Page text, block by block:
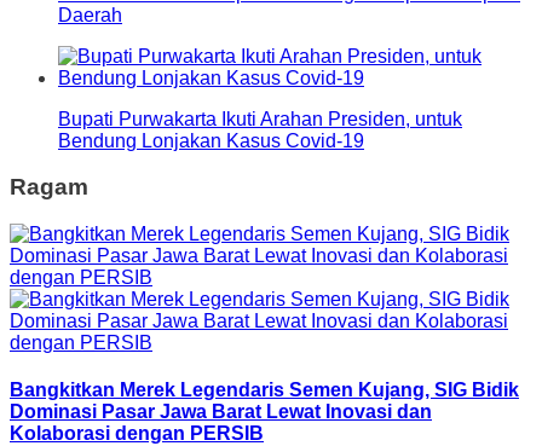
Daerah
Bupati Purwakarta Ikuti Arahan Presiden, untuk
Bendung Lonjakan Kasus Covid-19
Ragam
Bangkitkan Merek Legendaris Semen Kujang, SIG Bidik
Dominasi Pasar Jawa Barat Lewat Inovasi dan
Kolaborasi dengan PERSIB